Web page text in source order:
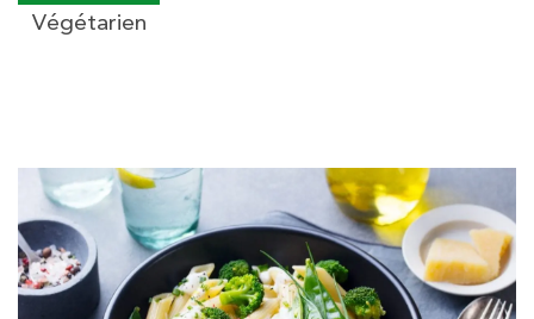
Végétarien